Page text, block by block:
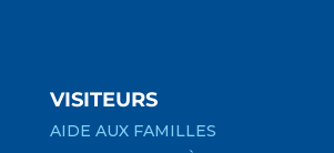
VISITEURS
AIDE AUX FAMILLES